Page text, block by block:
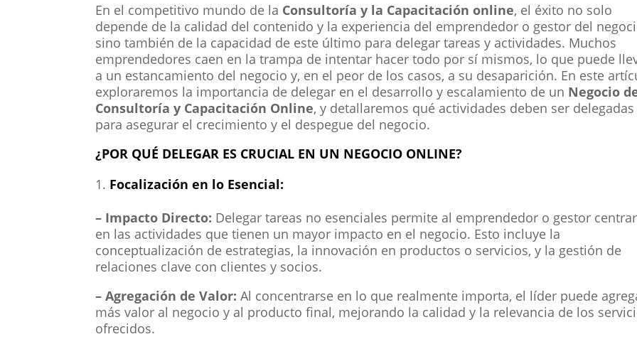
En el competitivo mundo de la Consultoría y la Capacitación online, el éxito no solo
depende de la calidad del contenido y la experiencia del emprendedor o gestor del
sino también de la capacidad de este último para delegar tareas y actividades. Muchos
emprendedores caen en la trampa de intentar hacer todo por sí mismos, lo que puede
a un estancamiento del negocio y, en el peor de los casos, a su desaparición. En este
exploraremos la importancia de delegar en el desarrollo y escalamiento de un Negocio
Consultoría y Capacitación Online, y detallaremos qué actividades deben ser delegadas
para asegurar el crecimiento y el despegue del negocio.
¿POR QUÉ DELEGAR ES CRUCIAL EN UN NEGOCIO ONLINE?
Focalización en lo Esencial:
– Impacto Directo: Delegar tareas no esenciales permite al emprendedor o gestor
en las actividades que tienen un mayor impacto en el negocio. Esto incluye la
conceptualización de estrategias, la innovación en productos o servicios, y la gestión de
relaciones clave con clientes y socios.
– Agregación de Valor: Al concentrarse en lo que realmente importa, el líder puede
más valor al negocio y al producto final, mejorando la calidad y la relevancia de los
ofrecidos.